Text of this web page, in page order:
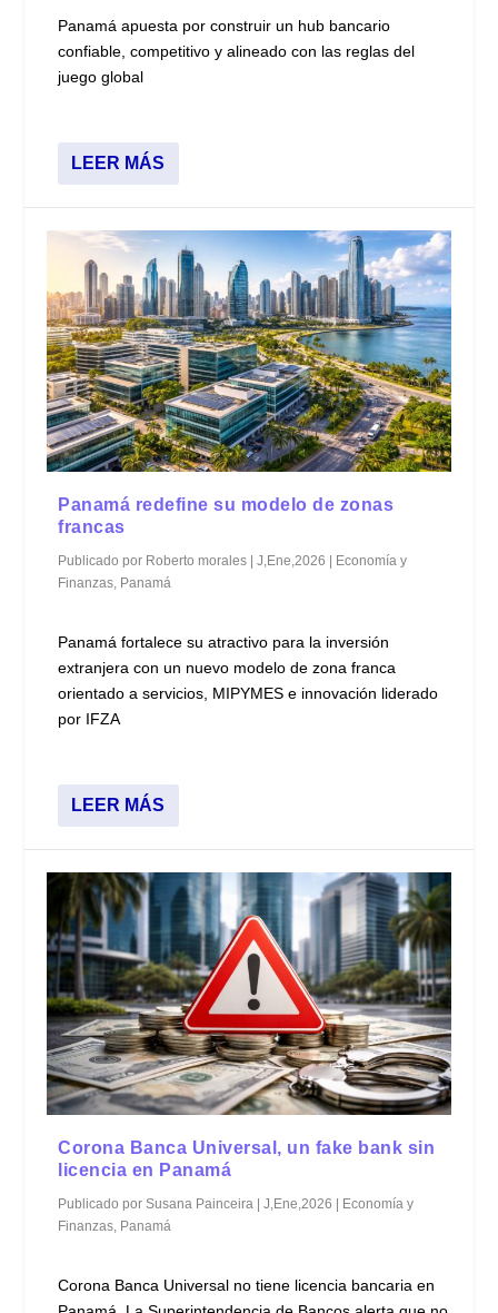
Panamá apuesta por construir un hub bancario
confiable, competitivo y alineado con las reglas del
juego global
LEER MÁS
Panamá redefine su modelo de zonas
francas
Publicado por Roberto morales |J,Ene,2026
Economía y
Finanzas, Panamá
Panamá fortalece su atractivo para la inversión
extranjera con un nuevo modelo de zona franca
orientado a servicios, MIPYMES e innovación liderado
por IFZA
LEER MÁS
Corona Banca Universal, un fake bank sin
licencia en Panamá
Publicado porSusana Painceira |J,Ene,2026
Economía y
Finanzas, Panamá
Corona Banca Universal no tiene licencia bancaria en